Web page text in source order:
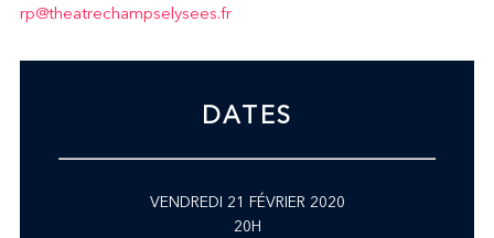
rp@theatrechampselysees.fr
DATES
VENDREDI 21 FÉVRIER 2020
20H